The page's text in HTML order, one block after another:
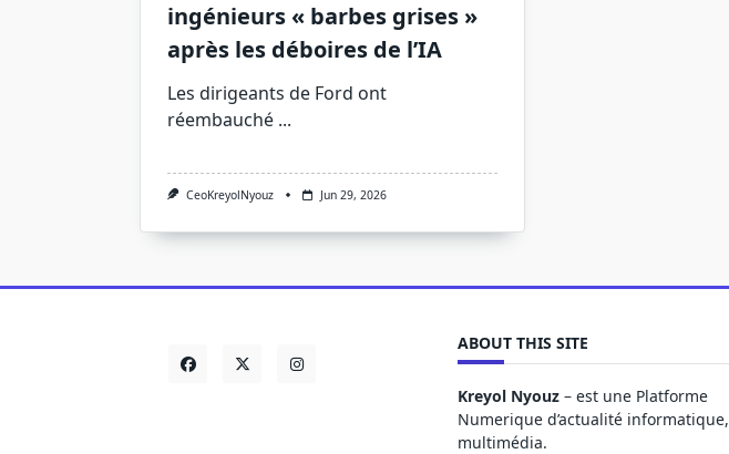
ingénieurs « barbes grises »
après les déboires de l’IA
Les dirigeants de Ford ont
réembauché ...
CeoKreyolNyouz Jun 29, 2026
ABOUT THIS SITE
Kreyol Nyouz – est une Platforme
Numerique d’actualité informatique,
multimédia.